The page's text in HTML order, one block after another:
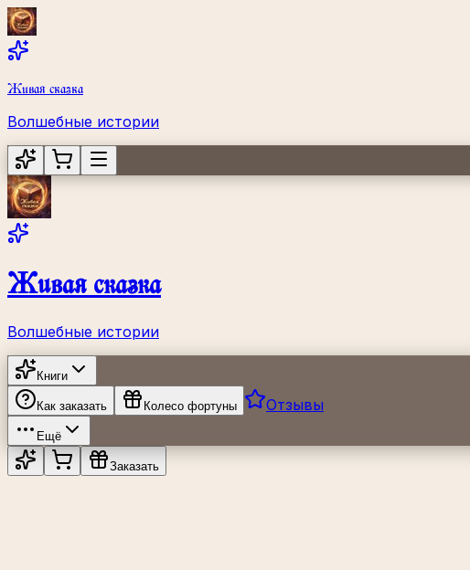
Живая сказка
Волшебные истории
Живая сказка
Волшебные истории
Книги
Как заказать Колесо фортуны Отзывы
Ещё
Заказать